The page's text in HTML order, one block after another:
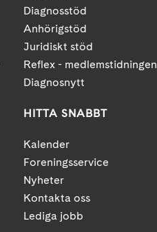
Diagnosstöd
Anhörigstöd
Juridiskt stöd
Reflex - medlemstidningen
Diagnosnytt
HITTA SNABBT
Kalender
Foreningsservice
Nyheter
Kontakta oss
Lediga jobb